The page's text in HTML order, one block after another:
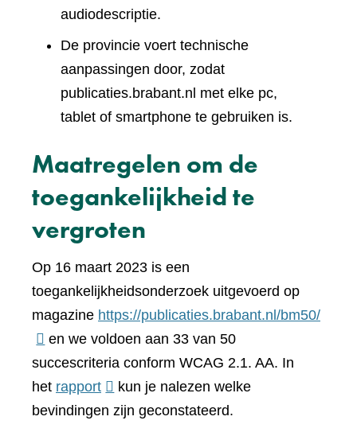
audiodescriptie.
De provincie voert technische
aanpassingen door, zodat
publicaties.brabant.nl met elke pc,
tablet of smartphone te gebruiken is.
Maatregelen om de
toegankelijkheid te
vergroten
Op 16 maart 2023 is een
toegankelijkheidsonderzoek uitgevoerd op
magazine https://publicaties.brabant.nl/bm50/
en we voldoen aan 33 van 50
succescriteria conform WCAG 2.1. AA. In
het rapport(verwijst
naar
kun je nalezen welke
bevindingen zijn geconstateerd.